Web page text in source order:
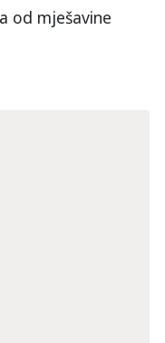
od mješavine